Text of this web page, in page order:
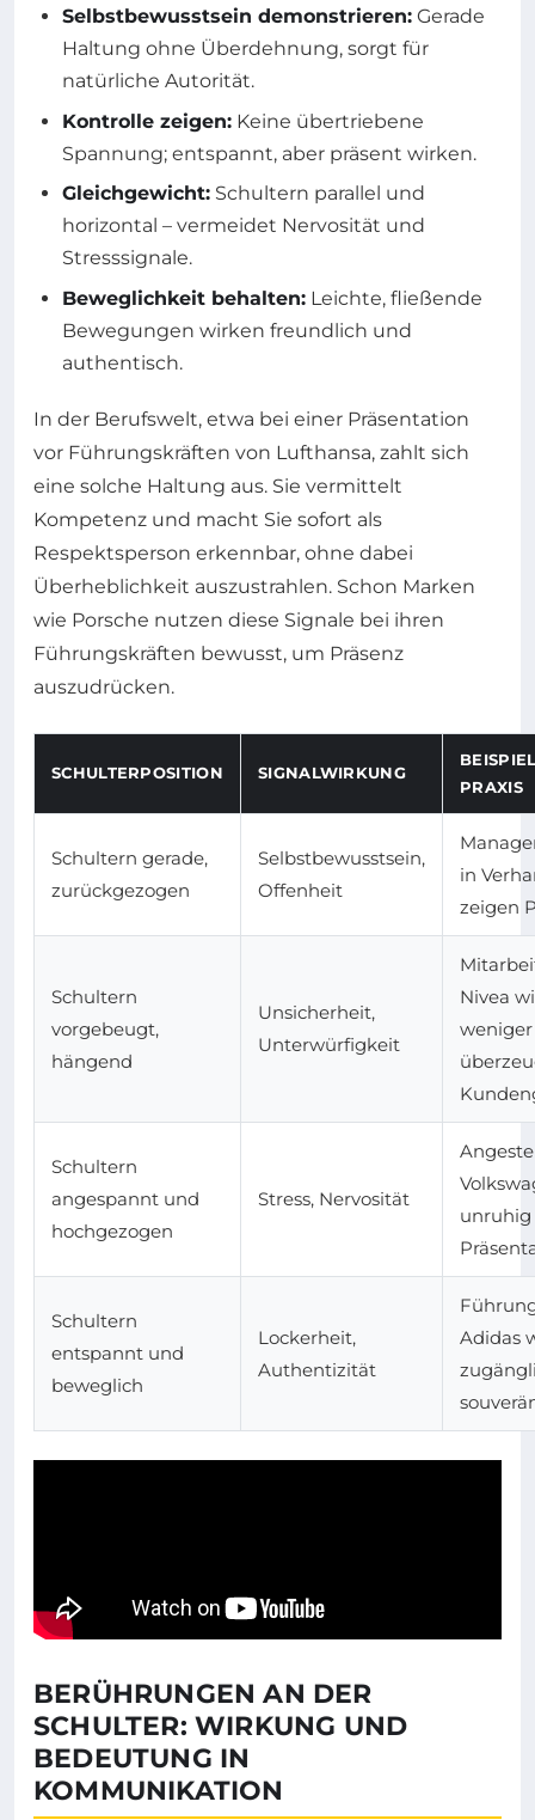
Selbstbewusstsein demonstrieren: Gerade
Haltung ohne Überdehnung, sorgt für
natürliche Autorität.
Kontrolle zeigen: Keine übertriebene
Spannung; entspannt, aber präsent wirken.
Gleichgewicht: Schultern parallel und
horizontal – vermeidet Nervosität und
Stresssignale.
Beweglichkeit behalten: Leichte, fließende
Bewegungen wirken freundlich und
authentisch.
In der Berufswelt, etwa bei einer Präsentation
vor Führungskräften von Lufthansa, zahlt sich
eine solche Haltung aus. Sie vermittelt
Kompetenz und macht Sie sofort als
Respektsperson erkennbar, ohne dabei
Überheblichkeit auszustrahlen. Schon Marken
wie Porsche nutzen diese Signale bei ihren
Führungskräften bewusst, um Präsenz
auszudrücken.
SCHULTERPOSITION SIGNALWIRKUNG
PRAXIS
Schultern gerade,
zurückgezogen
Selbstbewusstsein,
Offenheit
in
zeigen
Schultern
vorgebeugt,
hängend
Unsicherheit,
Unterwürfigkeit
Nivea
weniger
Schultern
angespannt und
hochgezogen
Stress, Nervosität
unruhig
Schultern
entspannt und
beweglich
Lockerheit,
Authentizität
Adidas
BERÜHRUNGEN AN DER
SCHULTER: WIRKUNG UND
BEDEUTUNG IN
KOMMUNIKATION